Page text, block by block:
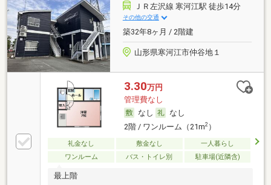
ＪＲ左沢線 寒河江駅 徒歩14分
その他の交通
築32年8ヶ月 / 2階建
山形県寒河江市仲谷地１
3.30万円
管理費なし
なし
なし
2階 / ワンルーム（21m2）
礼金なし 敷金なし
一人暮らし
ワンルーム
バス・トイレ別 駐車場(近隣含)
最上階